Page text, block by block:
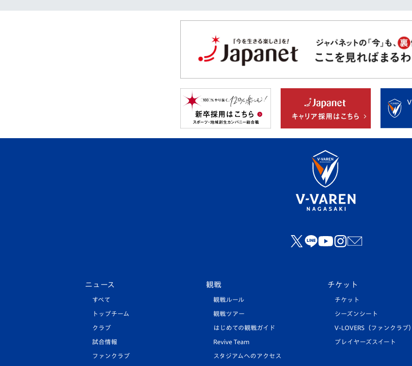
ニュース
すべて
トップチーム
クラブ
試合情報
ファンクラブ
観戦
観戦ルール
観戦ツアー
はじめての観戦ガイド
Revive Team
スタジアムへのアクセス
チケット
チケット
シーズンシート
V-LOVERS（ファンクラブ）
プレイヤーズスイート